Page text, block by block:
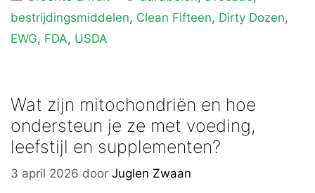
bestrijdingsmiddelen, Clean Fifteen, Dirty Dozen,
EWG, FDA, USDA
Wat zijn mitochondriën en hoe
ondersteun je ze met voeding,
leefstijl en supplementen?
3 april 2026 door Juglen Zwaan